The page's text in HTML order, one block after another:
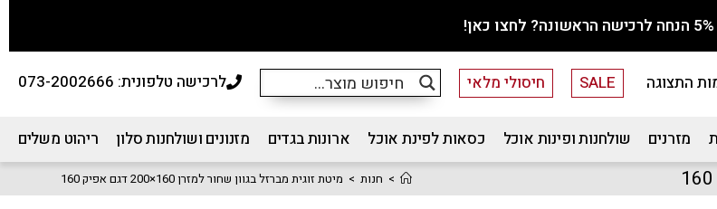
התצוגה SALE חיסולי מלאי לרכישה טלפונית: 073-2002666
מזרנים שולחנות ופינות אוכל כסאות לפינת אוכל ארונות בגדים מזנונים ושולחנות סלון ריהוט משלים
> חנות > מיטת זוגית מברזל בגוון שחור למזרן 160×200 דגם אפיק 160